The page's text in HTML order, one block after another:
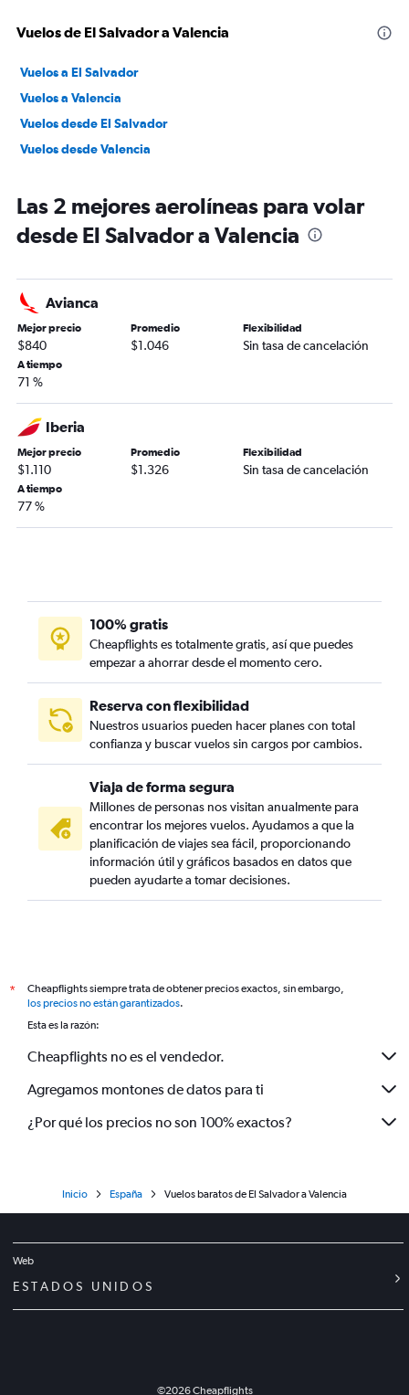
Vuelos de El Salvador a Valencia
Vuelos a El Salvador
Vuelos a Valencia
Vuelos desde El Salvador
Vuelos desde Valencia
Las 2 mejores aerolíneas para volar
desde El Salvador a Valencia
Avianca
Mejor precio
$840
Promedio
$1.046
Flexibilidad
Sin tasa de cancelación
A tiempo
71 %
Iberia
Mejor precio
$1.110
Promedio
$1.326
Flexibilidad
Sin tasa de cancelación
A tiempo
77 %
100% gratis
Cheapflights es totalmente gratis, así que puedes
empezar a ahorrar desde el momento cero.
Reserva con flexibilidad
Nuestros usuarios pueden hacer planes con total
confianza y buscar vuelos sin cargos por cambios.
Viaja de forma segura
Millones de personas nos visitan anualmente para
encontrar los mejores vuelos. Ayudamos a que la
planificación de viajes sea fácil, proporcionando
información útil y gráficos basados en datos que
pueden ayudarte a tomar decisiones.
*
Cheapflights siempre trata de obtener precios exactos, sin embargo,
los precios no están garantizados.
Esta es la razón:
Cheapflights no es el vendedor.
Agregamos montones de datos para ti
¿Por qué los precios no son 100% exactos?
Inicio España Vuelos baratos de El Salvador a Valencia
Web
ESTADOS UNIDOS
©2026Cheapflights